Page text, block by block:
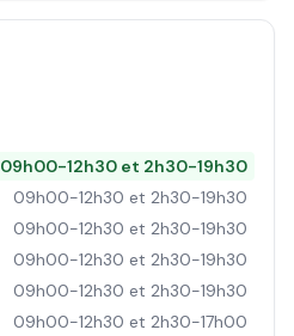
09h00-12h30 et 2h30-19h30
09h00-12h30 et 2h30-19h30
09h00-12h30 et 2h30-19h30
09h00-12h30 et 2h30-19h30
09h00-12h30 et 2h30-19h30
09h00-12h30 et 2h30-17h00